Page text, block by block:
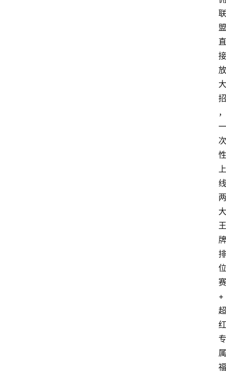
联
盟
直
接
放
大
招
，
一
次
性
上
线
两
大
王
牌
排
位
赛
+
超
红
专
属
福